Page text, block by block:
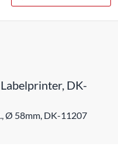
DK-
Ø 58mm, DK-11207